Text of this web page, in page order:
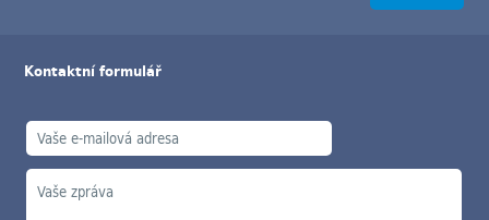
Kontaktní formulář